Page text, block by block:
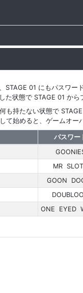
01 にもパスワー
状態で STAGE 01 から
も持たない状態で
て始めると、ゲームオ
パスワー
MR
GOON
ONE EYED